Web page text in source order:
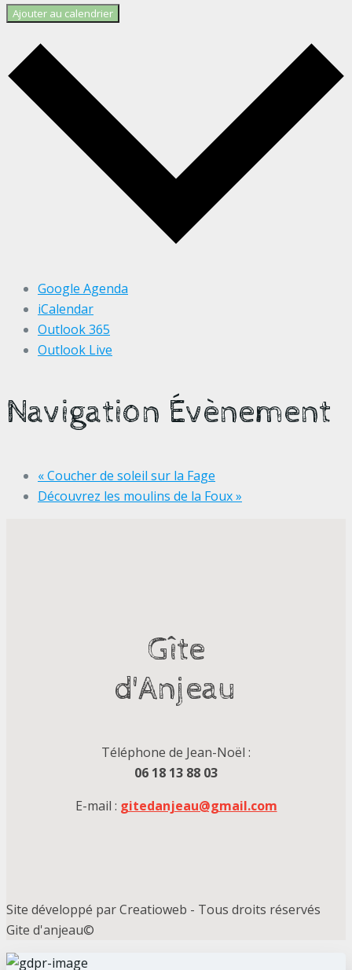
Ajouter au calendrier
Google Agenda
iCalendar
Outlook 365
Outlook Live
Navigation Évènement
«Coucher de soleil sur la Fage
Découvrez les moulins de la Foux»
Gîte
d'Anjeau
Téléphone de Jean-Noël :
06 18 13 88 03
E-mail : gitedanjeau@gmail.com
Site développé par Creatioweb - Tous droits réservés
Gite d'anjeau©